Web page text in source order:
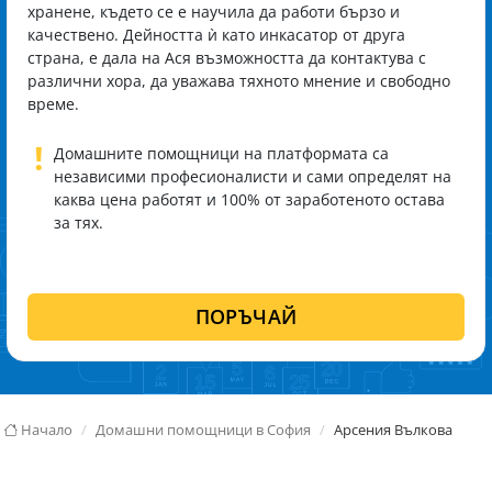
хранене, където се е научила да работи бързо и
качествено. Дейността ѝ като инкасатор от друга
страна, е дала на Ася възможността да контактува с
различни хора, да уважава тяхното мнение и свободно
време.
! Домашните помощници на платформата са
независими професионалисти и сами определят на
каква цена работят и 100% от заработеното остава
за тях.
ПОРЪЧАЙ
Начало Домашни помощници в София Арсения Вълкова